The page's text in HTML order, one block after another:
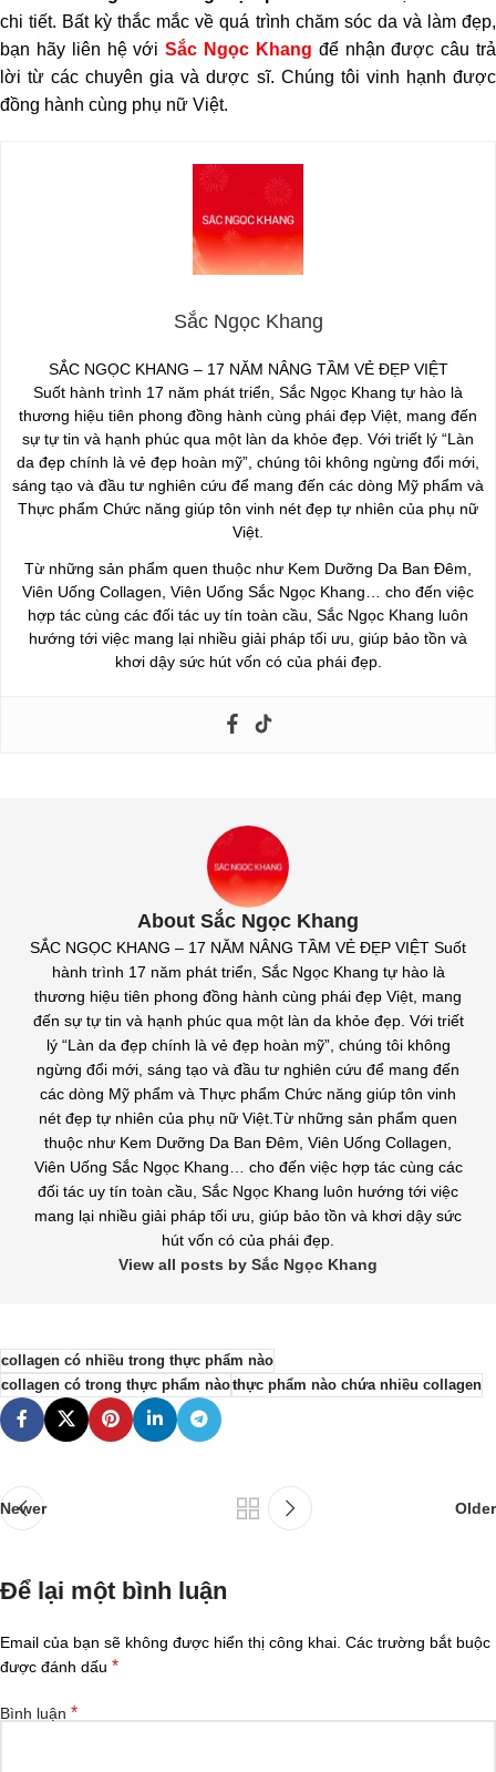
chi tiết. Bất kỳ thắc mắc về quá trình chăm sóc da và làm đẹp,
bạn hãy liên hệ vớiSắc Ngọc Khang để nhận được câu trả
lời từ các chuyên gia và dược sĩ. Chúng tôi vinh hạnh được
đồng hành cùng phụ nữ Việt.
Sắc Ngọc Khang
SẮC NGỌC KHANG – 17 NĂM NÂNG TẦM VẺ ĐẸP VIỆT
Suốt hành trình 17 năm phát triển, Sắc Ngọc Khang tự hào là
thương hiệu tiên phong đồng hành cùng phái đẹp Việt, mang đến
sự tự tin và hạnh phúc qua một làn da khỏe đẹp. Với triết lý “Làn
da đẹp chính là vẻ đẹp hoàn mỹ”, chúng tôi không ngừng đổi mới,
sáng tạo và đầu tư nghiên cứu để mang đến các dòng Mỹ phẩm và
Thực phẩm Chức năng giúp tôn vinh nét đẹp tự nhiên của phụ nữ
Việt.
Từ những sản phẩm quen thuộc như Kem Dưỡng Da Ban Đêm,
Viên Uống Collagen, Viên Uống Sắc Ngọc Khang… cho đến việc
hợp tác cùng các đối tác uy tín toàn cầu, Sắc Ngọc Khang luôn
hướng tới việc mang lại nhiều giải pháp tối ưu, giúp bảo tồn và
khơi dậy sức hút vốn có của phái đẹp.
About Sắc Ngọc Khang
SẮC NGỌC KHANG – 17 NĂM NÂNG TẦM VẺ ĐẸP VIỆT Suốt
hành trình 17 năm phát triển, Sắc Ngọc Khang tự hào là
thương hiệu tiên phong đồng hành cùng phái đẹp Việt, mang
đến sự tự tin và hạnh phúc qua một làn da khỏe đẹp. Với triết
lý “Làn da đẹp chính là vẻ đẹp hoàn mỹ”, chúng tôi không
ngừng đổi mới, sáng tạo và đầu tư nghiên cứu để mang đến
các dòng Mỹ phẩm và Thực phẩm Chức năng giúp tôn vinh
nét đẹp tự nhiên của phụ nữ Việt.Từ những sản phẩm quen
thuộc như Kem Dưỡng Da Ban Đêm, Viên Uống Collagen,
Viên Uống Sắc Ngọc Khang… cho đến việc hợp tác cùng các
đối tác uy tín toàn cầu, Sắc Ngọc Khang luôn hướng tới việc
mang lại nhiều giải pháp tối ưu, giúp bảo tồn và khơi dậy sức
hút vốn có của phái đẹp.
View all posts by Sắc Ngọc Khang
collagen có nhiều trong thực phẩm nào
collagen có trong thực phẩm nàothực phẩm nào chứa nhiều collagen
Newer Older
Để lại một bình luận
Email của bạn sẽ không được hiển thị công khai. Các trường bắt buộc
được đánh dấu *
Bình luận *